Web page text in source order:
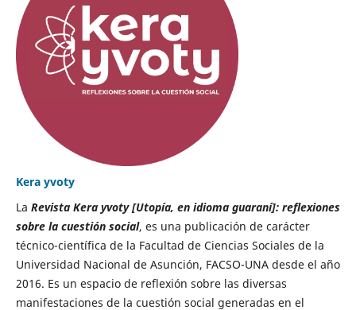
Kera yvoty
La Revista Kera yvoty [Utopía, en idioma guaraní]: reflexiones
sobre la cuestión social, es una publicación de carácter
técnico-científica de la Facultad de Ciencias Sociales de la
Universidad Nacional de Asunción, FACSO-UNA desde el año
2016. Es un espacio de reflexión sobre las diversas
manifestaciones de la cuestión social generadas en el